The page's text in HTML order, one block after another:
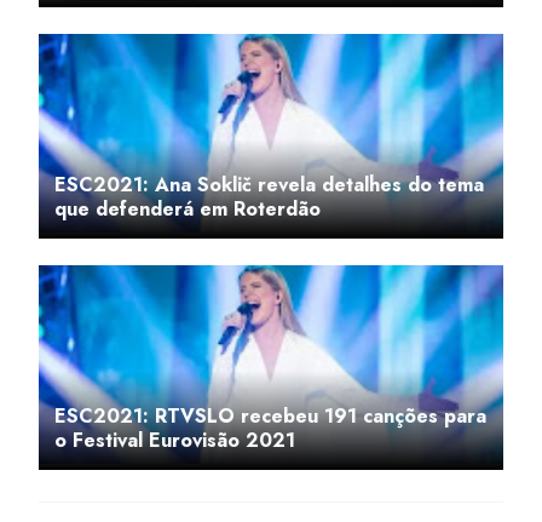
ESC2021: Ana Soklič revela detalhes do tema
que defenderá em Roterdão
ESC2021: RTVSLO recebeu 191 canções para
o Festival Eurovisão 2021